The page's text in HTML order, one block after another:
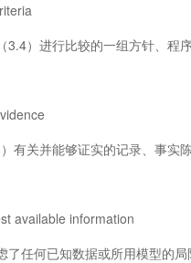
）进行比较的一组方针、程序
关并能够证实的记录、事实陈
available information
任何已知数据或所用模型的局